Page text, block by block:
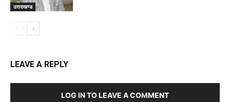
उत्तराखण्ड
LEAVE A REPLY
LOG IN TO LEAVE A COMMENT